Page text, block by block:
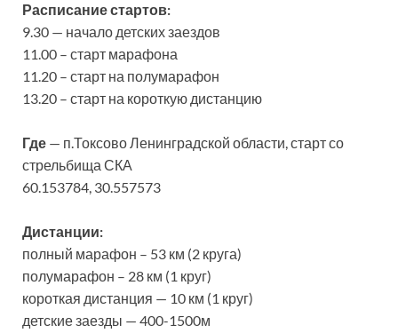
Расписание стартов:
9.30 — начало детских заездов
11.00 – старт марафона
11.20 – старт на полумарафон
13.20 – старт на короткую дистанцию
Где — п.Токсово Ленинградской области, старт со
стрельбища СКА
60.153784, 30.557573
Дистанции:
полный марафон – 53 км (2 круга)
полумарафон – 28 км (1 круг)
короткая дистанция — 10 км (1 круг)
детские заезды — 400-1500м